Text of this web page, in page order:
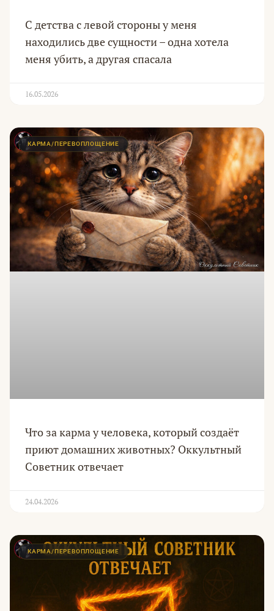
С детства с левой стороны у меня
находились две сущности – одна хотела
меня убить, а другая спасала
16.05.2026
КАРМА/ПЕРЕВОПЛОЩЕНИЕ
Что за карма у человека, который создаёт
приют домашних животных? Оккультный
Советник отвечает
24.04.2026
КАРМА/ПЕРЕВОПЛОЩЕНИЕ